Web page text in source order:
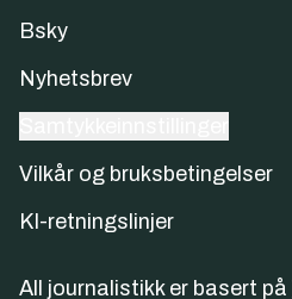
Bsky
Nyhetsbrev
Vilkår og bruksbetingelser
KI-retningslinjer
All journalistikk er basert på